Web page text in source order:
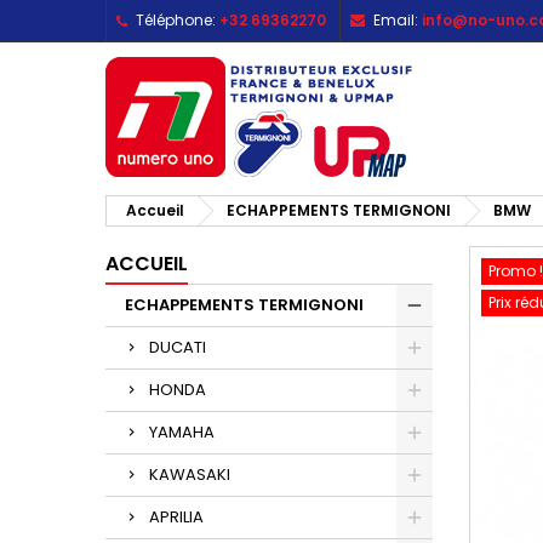
Téléphone: +32 69362270 Email: info@no-
Accueil ECHAPPEMENTS TERMIGNONI BMW
ACCUEIL
ECHAPPEMENTS TERMIGNONI
DUCATI
HONDA
YAMAHA
KAWASAKI
APRILIA
Promo !
Prix